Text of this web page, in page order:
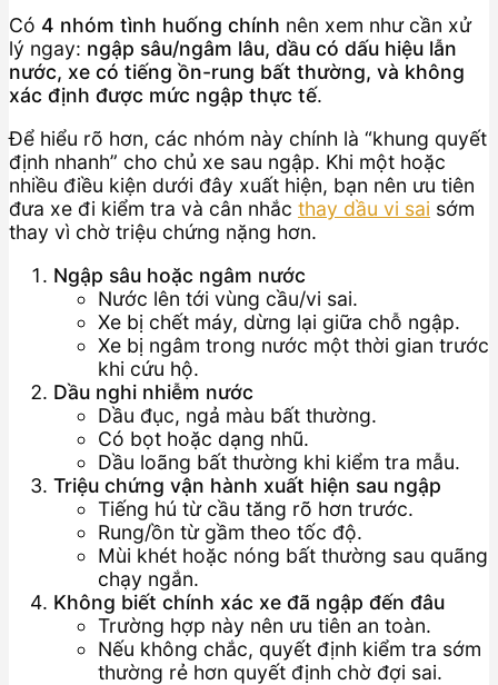
Có 4 nhóm tình huống chính nên xem như cần xử
lý ngay: ngập sâu/ngâm lâu, dầu có dấu hiệu lẫn
nước, xe có tiếng ồn-rung bất thường, và không
xác định được mức ngập thực tế.
Để hiểu rõ hơn, các nhóm này chính là “khung quyết
định nhanh” cho chủ xe sau ngập. Khi một hoặc
nhiều điều kiện dưới đây xuất hiện, bạn nên ưu tiên
đưa xe đi kiểm tra và cân nhắc thay dầu vi sai sớm
thay vì chờ triệu chứng nặng hơn.
Ngập sâu hoặc ngâm nước
Nước lên tới vùng cầu/vi sai.
Xe bị chết máy, dừng lại giữa chỗ ngập.
Xe bị ngâm trong nước một thời gian trước
khi cứu hộ.
Dầu nghi nhiễm nước
Dầu đục, ngả màu bất thường.
Có bọt hoặc dạng nhũ.
Dầu loãng bất thường khi kiểm tra mẫu.
Triệu chứng vận hành xuất hiện sau ngập
Tiếng hú từ cầu tăng rõ hơn trước.
Rung/ồn từ gầm theo tốc độ.
Mùi khét hoặc nóng bất thường sau quãng
chạy ngắn.
Không biết chính xác xe đã ngập đến đâu
Trường hợp này nên ưu tiên an toàn.
Nếu không chắc, quyết định kiểm tra sớm
thường rẻ hơn quyết định chờ đợi sai.